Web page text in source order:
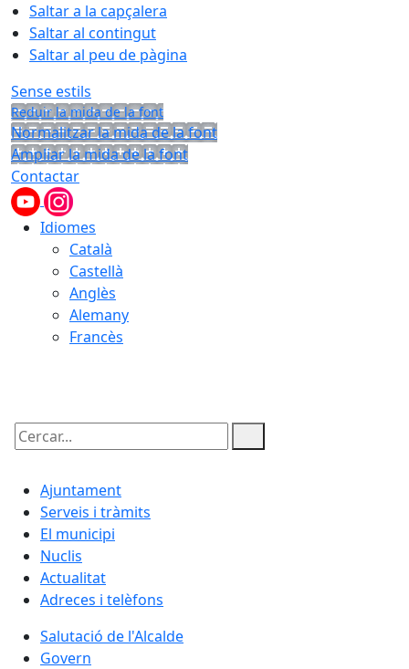
Saltar a la capçalera
Saltar al contingut
Saltar al peu de pàgina
Sense estils
Reduir la mida de la font
Normalitzar la mida de la font
Ampliar la mida de la font
Contactar
Idiomes
Català
Castellà
Anglès
Alemany
Francès
Cercar:
Ajuntament
Serveis i tràmits
El municipi
Nuclis
Actualitat
Adreces i telèfons
Salutació de l'Alcalde
Govern